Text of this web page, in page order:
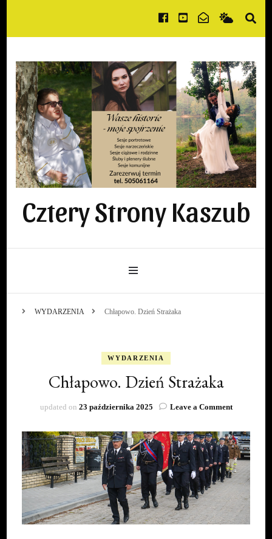
Cztery Strony Kaszub
WYDARZENIA Chłapowo. Dzień Strażaka
WYDARZENIA
Chłapowo. Dzień Strażaka
updated on 23 października 2025 Leave a Commenton
Dzień
Strażaka